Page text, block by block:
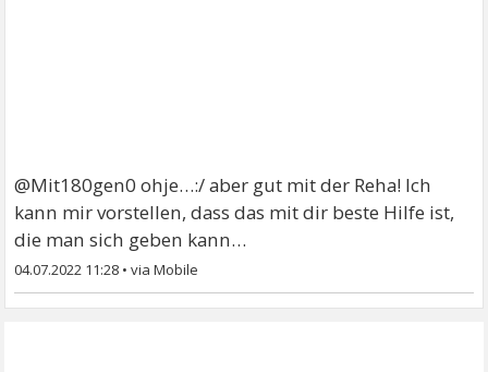
@Mit180gen0 ohje…:/ aber gut mit der Reha! Ich
kann mir vorstellen, dass das mit dir beste Hilfe ist,
die man sich geben kann…
04.07.2022 11:28 •